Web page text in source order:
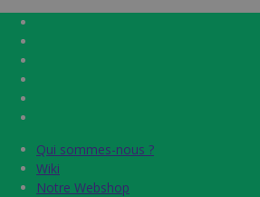
Qui sommes-nous ?
Wiki
Notre Webshop
Qui sommes-nous ?
Wiki
Notre Webshop
Home